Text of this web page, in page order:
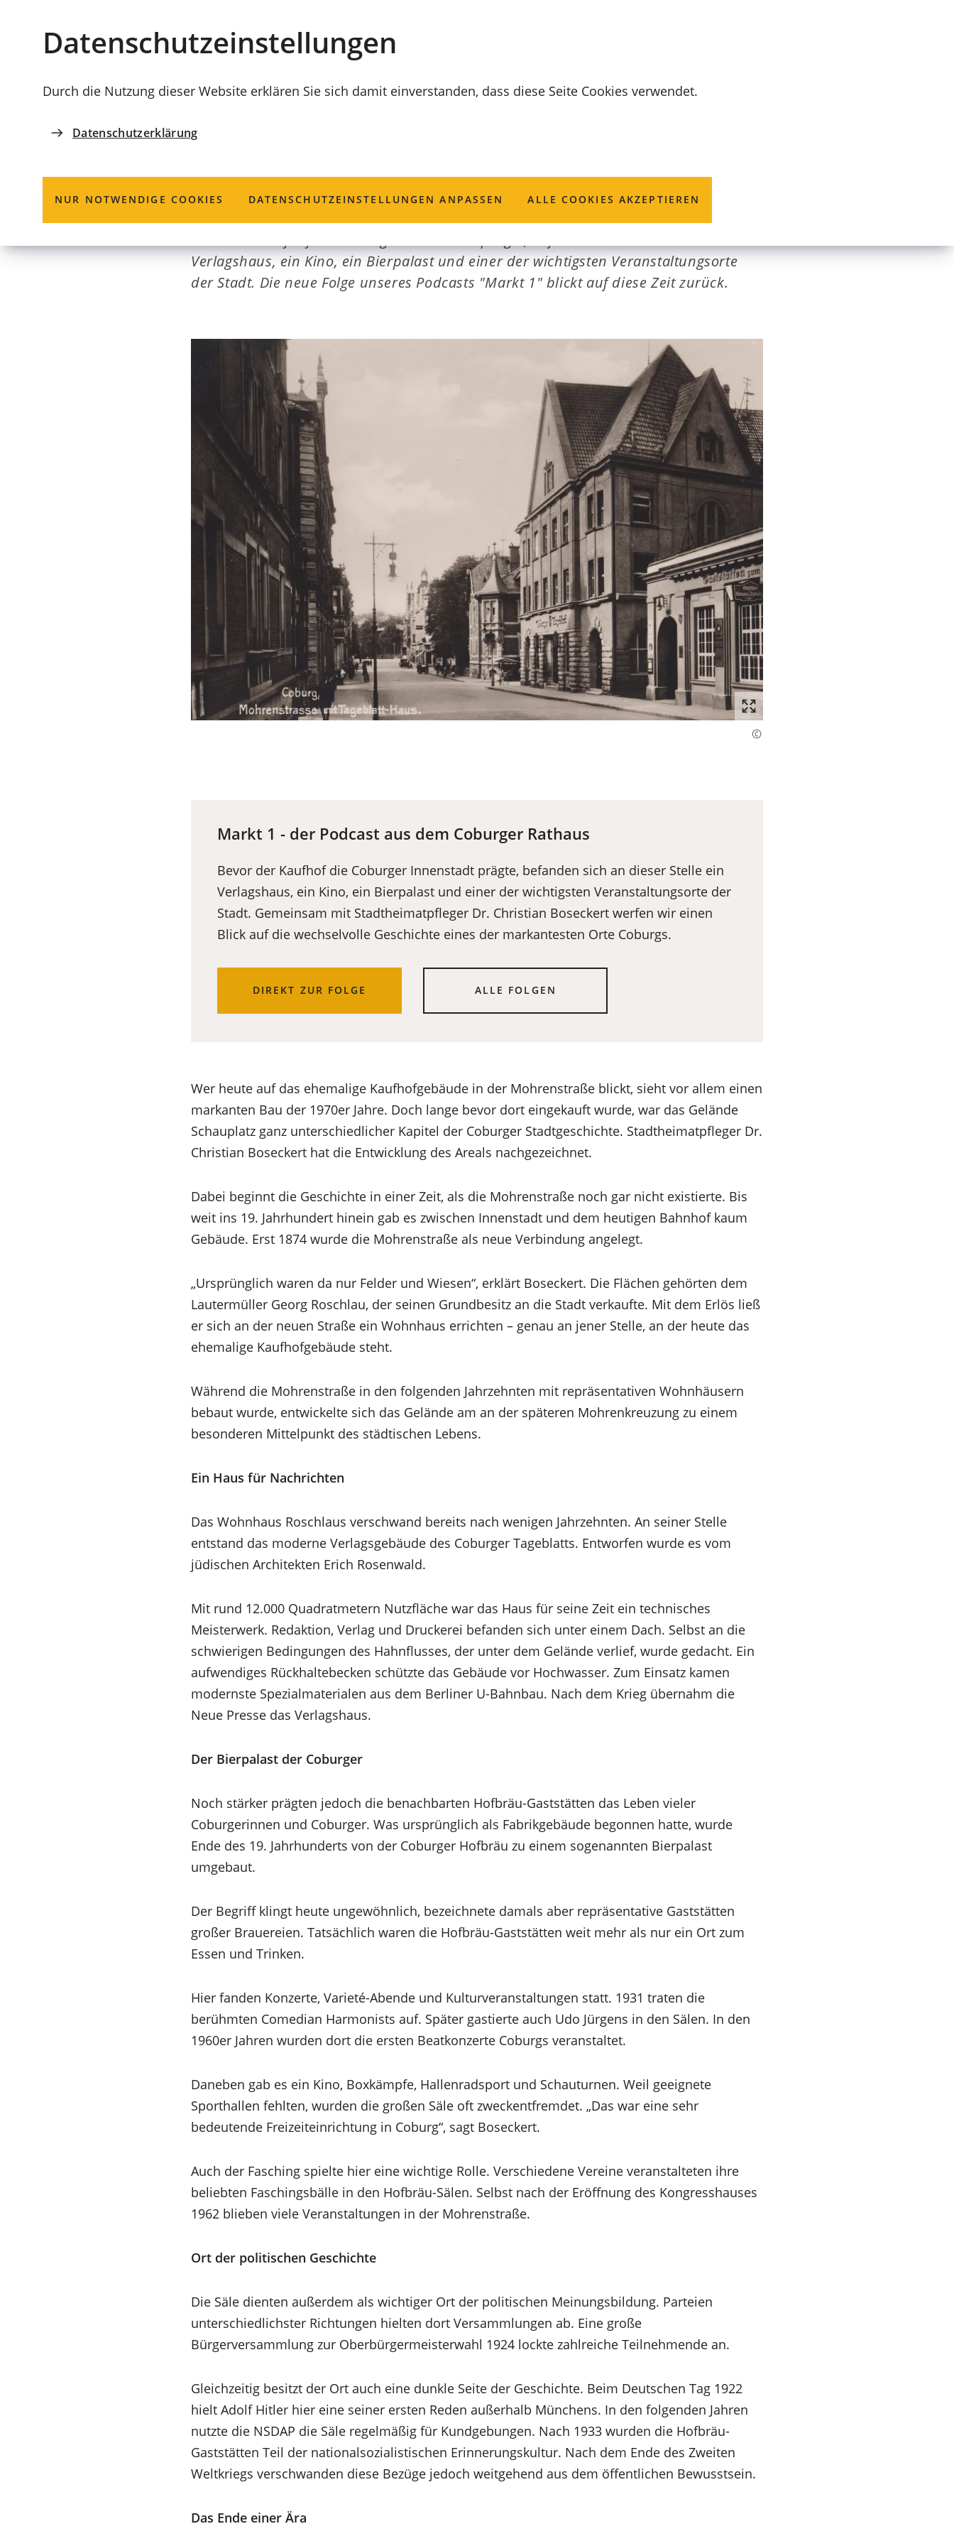
Datenschutz­einstellungen
Durch die Nutzung dieser Website erklären Sie sich damit einverstanden, dass diese Seite Cookies verwendet.
Datenschutzerklärung
NUR NOTWENDIGE COOKIES DATENSCHUTZ­EINSTELLUNGEN ANPASSEN ALLE COOKIES AKZEPTIEREN
Coburg
PODCAST
Vom Bierpalast zum Kaufhof
Verlagshaus, ein Kino, ein Bierpalast und einer der wichtigsten Veranstaltungsorte
der Stadt. Die neue Folge unseres Podcasts "Markt 1" blickt auf diese Zeit zurück.
Markt 1 - der Podcast aus dem Coburger Rathaus
Bevor der Kaufhof die Coburger Innenstadt prägte, befanden sich an dieser Stelle ein
Verlagshaus, ein Kino, ein Bierpalast und einer der wichtigsten Veranstaltungsorte der
Stadt. Gemeinsam mit Stadtheimatpfleger Dr. Christian Boseckert werfen wir einen
Blick auf die wechselvolle Geschichte eines der markantesten Orte Coburgs.
DIREKT ZUR FOLGE ALLE FOLGEN
Wer heute auf das ehemalige Kaufhofgebäude in der Mohrenstraße blickt, sieht vor allem einen
markanten Bau der 1970er Jahre. Doch lange bevor dort eingekauft wurde, war das Gelände
Schauplatz ganz unterschiedlicher Kapitel der Coburger Stadtgeschichte. Stadtheimatpfleger Dr.
Christian Boseckert hat die Entwicklung des Areals nachgezeichnet.
Dabei beginnt die Geschichte in einer Zeit, als die Mohrenstraße noch gar nicht existierte. Bis
weit ins 19. Jahrhundert hinein gab es zwischen Innenstadt und dem heutigen Bahnhof kaum
Gebäude. Erst 1874 wurde die Mohrenstraße als neue Verbindung angelegt.
„Ursprünglich waren da nur Felder und Wiesen“, erklärt Boseckert. Die Flächen gehörten dem
Lautermüller Georg Roschlau, der seinen Grundbesitz an die Stadt verkaufte. Mit dem Erlös ließ
er sich an der neuen Straße ein Wohnhaus errichten – genau an jener Stelle, an der heute das
ehemalige Kaufhofgebäude steht.
Während die Mohrenstraße in den folgenden Jahrzehnten mit repräsentativen Wohnhäusern
bebaut wurde, entwickelte sich das Gelände am an der späteren Mohrenkreuzung zu einem
besonderen Mittelpunkt des städtischen Lebens.
Ein Haus für Nachrichten
Das Wohnhaus Roschlaus verschwand bereits nach wenigen Jahrzehnten. An seiner Stelle
entstand das moderne Verlagsgebäude des Coburger Tageblatts. Entworfen wurde es vom
jüdischen Architekten Erich Rosenwald.
Mit rund 12.000 Quadratmetern Nutzfläche war das Haus für seine Zeit ein technisches
Meisterwerk. Redaktion, Verlag und Druckerei befanden sich unter einem Dach. Selbst an die
schwierigen Bedingungen des Hahnflusses, der unter dem Gelände verlief, wurde gedacht. Ein
aufwendiges Rückhaltebecken schützte das Gebäude vor Hochwasser. Zum Einsatz kamen
modernste Spezialmaterialen aus dem Berliner U-Bahnbau. Nach dem Krieg übernahm die
Neue Presse das Verlagshaus.
Der Bierpalast der Coburger
Noch stärker prägten jedoch die benachbarten Hofbräu-Gaststätten das Leben vieler
Coburgerinnen und Coburger. Was ursprünglich als Fabrikgebäude begonnen hatte, wurde
Ende des 19. Jahrhunderts von der Coburger Hofbräu zu einem sogenannten Bierpalast
umgebaut.
Der Begriff klingt heute ungewöhnlich, bezeichnete damals aber repräsentative Gaststätten
großer Brauereien. Tatsächlich waren die Hofbräu-Gaststätten weit mehr als nur ein Ort zum
Essen und Trinken.
Hier fanden Konzerte, Varieté-Abende und Kulturveranstaltungen statt. 1931 traten die
berühmten Comedian Harmonists auf. Später gastierte auch Udo Jürgens in den Sälen. In den
1960er Jahren wurden dort die ersten Beatkonzerte Coburgs veranstaltet.
Daneben gab es ein Kino, Boxkämpfe, Hallenradsport und Schauturnen. Weil geeignete
Sporthallen fehlten, wurden die großen Säle oft zweckentfremdet. „Das war eine sehr
bedeutende Freizeiteinrichtung in Coburg“, sagt Boseckert.
Auch der Fasching spielte hier eine wichtige Rolle. Verschiedene Vereine veranstalteten ihre
beliebten Faschingsbälle in den Hofbräu-Sälen. Selbst nach der Eröffnung des Kongresshauses
1962 blieben viele Veranstaltungen in der Mohrenstraße.
Ort der politischen Geschichte
Die Säle dienten außerdem als wichtiger Ort der politischen Meinungsbildung. Parteien
unterschiedlichster Richtungen hielten dort Versammlungen ab. Eine große
Bürgerversammlung zur Oberbürgermeisterwahl 1924 lockte zahlreiche Teilnehmende an.
Gleichzeitig besitzt der Ort auch eine dunkle Seite der Geschichte. Beim Deutschen Tag 1922
hielt Adolf Hitler hier eine seiner ersten Reden außerhalb Münchens. In den folgenden Jahren
nutzte die NSDAP die Säle regelmäßig für Kundgebungen. Nach 1933 wurden die Hofbräu-
Gaststätten Teil der nationalsozialistischen Erinnerungskultur. Nach dem Ende des Zweiten
Weltkriegs verschwanden diese Bezüge jedoch weitgehend aus dem öffentlichen Bewusstsein.
Das Ende einer Ära